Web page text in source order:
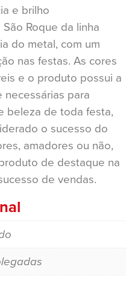
e brilho
Roque da linha
do metal, com um
nas festas. As cores
e o produto possui a
para
beleza de toda festa,
o sucesso do
amadores ou não,
de destaque na
de vendas.